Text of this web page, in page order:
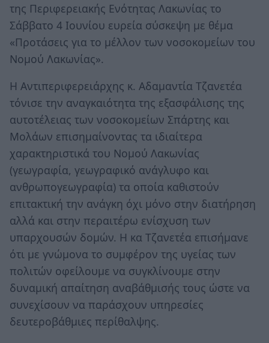
της Περιφερειακής Ενότητας Λακωνίας το
Σάββατο 4 Ιουνίου ευρεία σύσκεψη με θέμα
«Προτάσεις για το μέλλον των νοσοκομείων του
Νομού Λακωνίας».
Η Αντιπεριφερειάρχης κ. Αδαμαντία Τζανετέα
τόνισε την αναγκαιότητα της εξασφάλισης της
αυτοτέλειας των νοσοκομείων Σπάρτης και
Μολάων επισημαίνοντας τα ιδιαίτερα
χαρακτηριστικά του Νομού Λακωνίας
(γεωγραφία, γεωγραφικό ανάγλυφο και
ανθρωπογεωγραφία) τα οποία καθιστούν
επιτακτική την ανάγκη όχι μόνο στην διατήρηση
αλλά και στην περαιτέρω ενίσχυση των
υπαρχουσών δομών. Η κα Τζανετέα επισήμανε
ότι με γνώμονα το συμφέρον της υγείας των
πολιτών οφείλουμε να συγκλίνουμε στην
δυναμική απαίτηση αναβάθμισής τους ώστε να
συνεχίσουν να παράσχουν υπηρεσίες
δευτεροβάθμιες περίθαλψης.